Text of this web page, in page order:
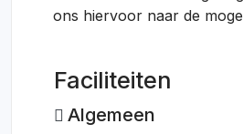
ons hiervoor naar de
Faciliteiten
Algemeen